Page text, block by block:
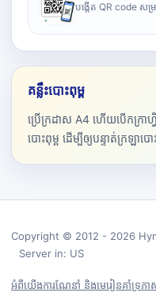
បង្កើត QR code សម្
គន្លឹះបោះពុម្ព
ប្រើក្រដាស A4 ហើយបើកក្រា
បោះពុម្ព ដើម្បីឲ្យបន្ទាត់ក្រឡាប
Copyright © 2012 - 2026
Server in: US
អំពីយើងការណែនាំ និងមេរៀនគាំទ្រភា